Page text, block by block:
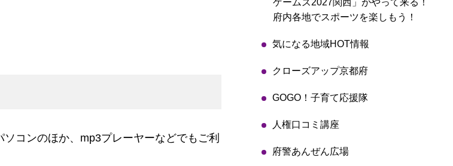
コンのほか、mp3プレーヤーなどでもご利
ゲームズ2027関西」がやって来る！
府内各地でスポーツを楽しもう！
気になる地域HOT情報
クローズアップ京都府
GOGO！子育て応援隊
人権口コミ講座
府警あんぜん広場